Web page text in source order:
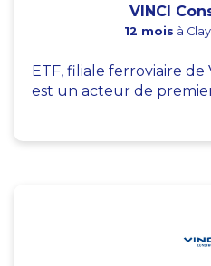
VINCI
12 mois à
ETF, filiale ferroviaire
est un acteur de